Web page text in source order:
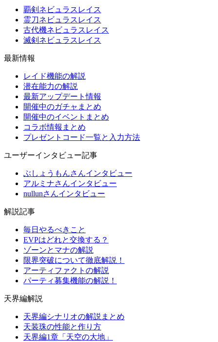
覇剣ネビュラスレイス
霊刀ネビュラスレイス
古代機ネビュラスレイス
滅剣ネビュラスレイス
最新情報
レイド機能の解説
潜在能力の解説
最新アップデート情報
開催中のガチャまとめ
開催中のイベントまとめ
コラボ情報まとめ
プレゼントコード一覧と入力方法
ユーザーインタビュー記事
ぶしょうもんさんインタビュー
アルミナさんインタビュー
nullunさんインタビュー
解説記事
毎日やるべきこと
EVPはどれと交換する？
ゾーンとマナの解説
限界突破について徹底解説！
アーティファクトの解説
パーティ募集機能の解説！
天界編解説
天界編シナリオの解説まとめ
天装珠の性能と作り方
天界編1章「天空の大地」